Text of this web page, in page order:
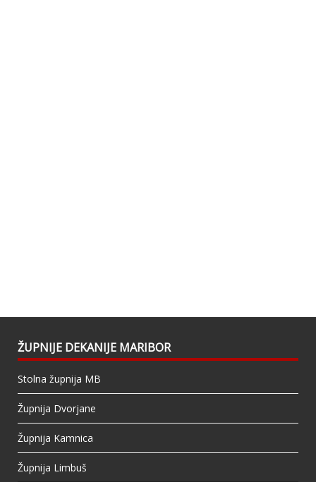
ŽUPNIJE DEKANIJE MARIBOR
Stolna župnija MB
Župnija Dvorjane
Župnija Kamnica
Župnija Limbuš